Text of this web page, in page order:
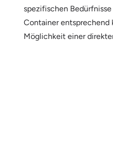
spezifischen
Container
Möglichkeit einer